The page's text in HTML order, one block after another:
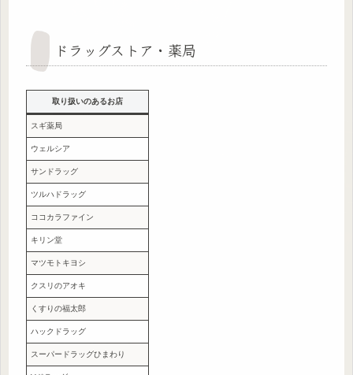
ドラッグストア・薬局
取り扱いのあるお店
スギ薬局
ウェルシア
サンドラッグ
ツルハドラッグ
ココカラファイン
キリン堂
マツモトキヨシ
クスリのアオキ
くすりの福太郎
ハックドラッグ
スーパードラッグひまわり